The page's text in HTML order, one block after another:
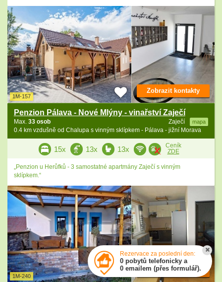
1M-157
Penzion Pálava - Nové Mlýny - vinařství Zaječí
Zaječí mapa
Max. 33 osob
0.4 km vzdušně od Chalupa s vinným sklípkem - Pálava - jižní Morava
Zobrazit kontakty
15x 13x 13x
Ceník
ZDE
„Penzion u Herůfků - 3 samostatné apartmány Zaječí s vinným
sklípkem.“
1M-240
Zobrazit kontakty
Rezervace za poslední den:
0 pobytů telefonicky a
0 emailem (přes formulář).